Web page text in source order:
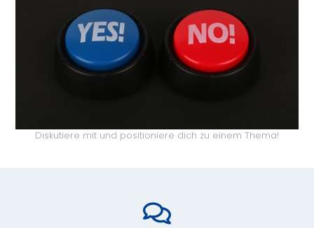
Diskutiere mit und positioniere dich zu einem Thema!